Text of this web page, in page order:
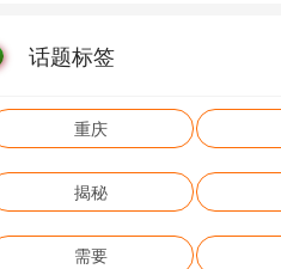
话题标签
重庆
揭秘
需要